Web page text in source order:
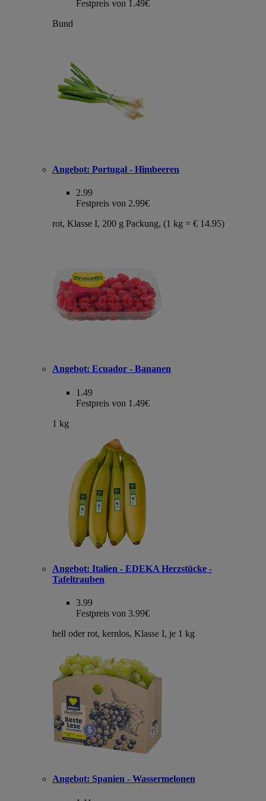
Festpreis von 1.49€
Bund
Angebot: Portugal - Himbeeren
2.99
Festpreis von 2.99€
rot, Klasse I, 200 g Packung, (1 kg = € 14.95)
Angebot: Ecuador - Bananen
1.49
Festpreis von 1.49€
1 kg
Angebot: Italien - EDEKA Herzstücke -
Tafeltrauben
3.99
Festpreis von 3.99€
hell oder rot, kernlos, Klasse I, je 1 kg
Angebot: Spanien - Wassermelonen